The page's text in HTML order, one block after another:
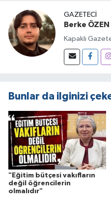
GAZETECI
Berke ÖZEN
Kapaklı
Bunlar da ilginizi
"Eğitim bütçesi vakıfların
değil öğrencilerin
olmalıdır"